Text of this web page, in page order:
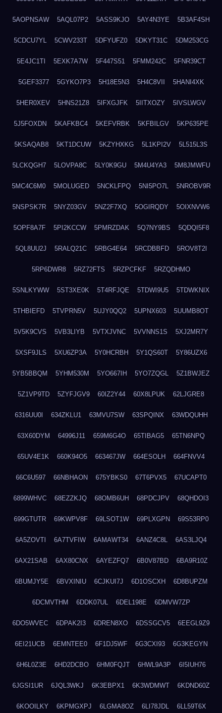
5AOPNSAW 5AQL07P2 5ASS9KJO 5AY4N3YE 5B3AF4SH
5CDCU7YL 5CWV233T 5DFYUFZ0 5DKYT31C 5DM253CG
5E4JC1TI 5EXK7A7W 5F447S51 5FMM242C 5FNR39CT
5GEF3377 5GYKO7P3 5H18E5N3 5H4C8VII 5HANI4XK
5HER0XEV 5HNS21Z8 5IFXGJFK 5IITXOZY 5IVSLWGV
5J5FOXDN 5KAFKBC4 5KEFVRBK 5KFBILGV 5KP635PE
5KSAQAB8 5KT1DCUW 5KZYHXKG 5L1KPI2V 5L515L3S
5LCKQGH7 5LOVPA8C 5LY0K9GU 5M4U4YA3 5M8JMWFU
5MC4C6M0 5MOLUGED 5NCKLFPQ 5NI5PO7L 5NROBV9R
5NSPSK7R 5NYZ03GV 5NZ2F7XQ 5OGIRQDY 5OIXNVW6
5OPF8A7F 5PI2KCCW 5PMRZDAK 5Q7NY9BS 5QDQI5F8
5QL8UU2J 5RALQ21C 5RBG4E64 5RCDBBFD 5ROV8T2I
5RP6DWR8 5RZ72FTS 5RZPCFKF 5RZQDHMO
5SNLKYWW 5ST3XE0K 5T4RFJQE 5TDWI9U5 5TDWKNIX
5THBIEFD 5TVPRN5V 5UJY0QQ2 5UPNX603 5UUMB8OT
5V5K9CVS 5VB3LIYB 5VTXJVNC 5VVNNS1S 5XJ2MR7Y
5XSF9JLS 5XU6ZP3A 5Y0HCRBH 5Y1QS60T 5Y86UZX6
5YB5BBQM 5YHM530M 5YO667IH 5YO7ZQGL 5Z1BWJEZ
5Z1VP9TD 5ZYFJGV9 60IZ2Y44 60X8LPUK 62LJGRE8
6316UU0I 634ZKLU1 63MVU7SW 63SPQINX 63WDQUHH
63X60DYM 64996J11 659M6G4O 65TIBAG5 65TN6NPQ
65UV4E1K 660K94O5 663467JW 664ESOLH 664FNVV4
66C6U597 66NBHAON 675YBKS0 67T6PVX5 67UCAPT0
6899WHVC 68EZZKJQ 68OMB6UH 68PDCJPV 68QHDOI3
699GTUTR 69KWPV8F 69LSOT1W 69PLXGPN 69S53RP0
6A5ZOVTI 6A7TVFIW 6AMAWT34 6ANZ4C8L 6AS3LJQ4
6AX21SAB 6AX80CNX 6AYEZFQ7 6B0V87BD 6BA9R10Z
6BUMJY5E 6BVXINIU 6CJKUI7J 6D1OSCXH 6D8BUPZM
6DCMVTHM 6DDK07UL 6DEL198E 6DMVW7ZP
6DO5WVEC 6DPAK2I3 6DREN8XO 6DSSGCV5 6EEGL9Z9
6EI21UCB 6EMNTEE0 6F1DJ5WF 6G3CXI93 6G3KEGYN
6H6L0Z3E 6HD2DCBO 6HM0FQJT 6HWL9A3P 6I5IUH76
6JGSI1UR 6JQL3WKJ 6K3EBPX1 6K3WDMWT 6KDND60Z
6KOOILKY 6KPMGXPJ 6LGMA8OZ 6LI78JDL 6LL59T6X